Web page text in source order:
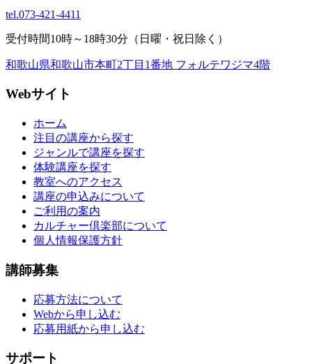
tel.073-421-4411
受付時間10時～18時30分（日曜・祝日除く）
和歌山県和歌山市本町2丁目1番地 フォルテワジマ4階
Webサイト
ホーム
注目の講座から探す
ジャンルで講座を探す
体験講座を探す
教室へのアクセス
講座の申込みについて
ご利用の案内
カルチャー倶楽部について
個人情報保護方針
講師募集
応募方法について
Webから申し込む
応募用紙から申し込む
サポート